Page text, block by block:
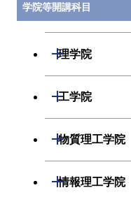
学院等開講科目
理学院
開閉
化学系
開閉
工学院
開閉
機械系
開閉
物質理工学院
開閉
材料系
開閉
情報理工学院
開閉